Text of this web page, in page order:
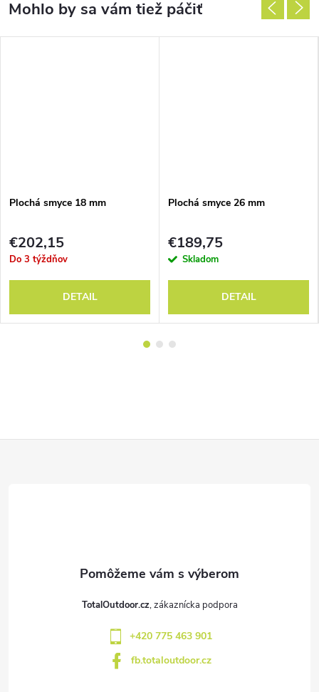
Plochá smyce 18 mm
€202,15
Do 3 týždňov
DETAIL
Plochá smyce 26 mm
€189,75
Skladom
DETAIL
TotalOutdoor.cz
+420 775 463 901
fb.totaloutdoor.cz